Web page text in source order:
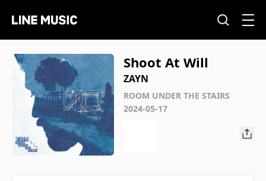
Shoot At Will
ZAYN
ROOM UNDER THE STAIRS
2024-05-17